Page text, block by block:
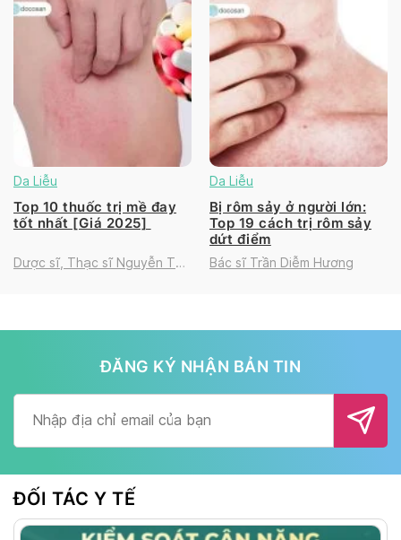
Da Liễu
Top 10 thuốc trị mề đay
tốt nhất [Giá 2025]
Dược sĩ, Thạc sĩ Nguyễn Thị
Da Liễu
Bị rôm sảy ở người lớn:
Top 19 cách trị rôm sảy
dứt điểm
Bác sĩ Trần Diễm Hương
ĐĂNG KÝ NHẬN BẢN TIN
ĐỐI TÁC Y TẾ